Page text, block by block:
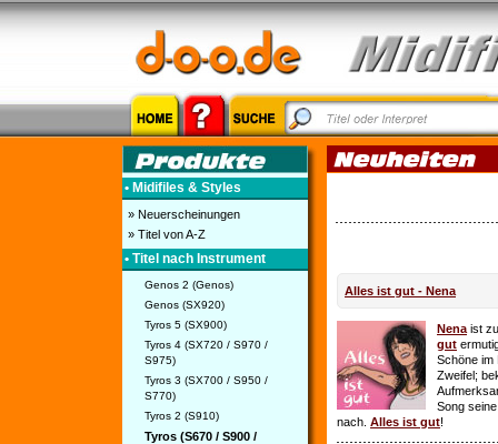
• Midifiles & Styles
» Neuerscheinungen
» Titel von A-Z
• Titel nach Instrument
Genos 2 (Genos)
Genos (SX920)
Tyros 5 (SX900)
Tyros 4 (SX720 / S970 /
S975)
Tyros 3 (SX700 / S950 /
S770)
Tyros 2 (S910)
Tyros (S670 / S900 /
Alles ist gut - Nena
Nena ist
gut
Schöne im
Zweifel;
Song
nach. Alles ist gut!